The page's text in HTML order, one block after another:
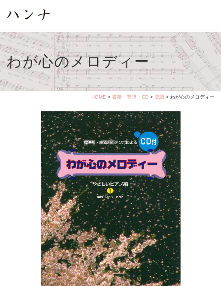
わが心のメロディー
HOME > 書籍・楽譜・CD> 楽譜> わが心のメロディー